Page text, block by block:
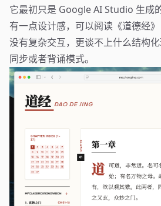
它最初只是 Google AI Studio 生成
有一点设计感，可以阅读《道德经
没有复杂交互，更谈不上什么结构
同步或者背诵模式。